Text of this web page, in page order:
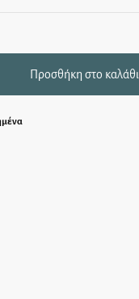
Προσθήκη στο καλάθι